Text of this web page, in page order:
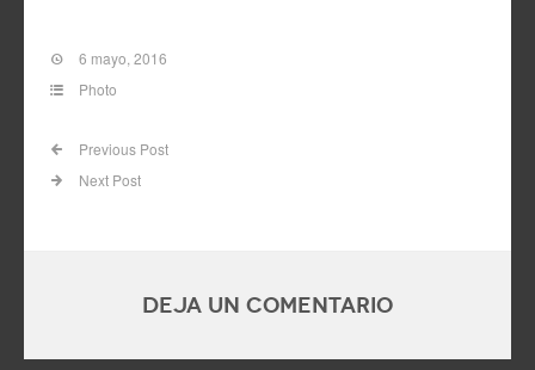
6 mayo, 2016
Photo
Previous Post
Next Post
Deja un comentario